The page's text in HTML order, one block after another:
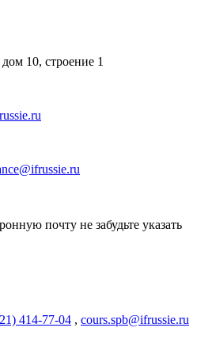
10, строение 1
почту не забудьте указать
414-77-04 , cours.spb@ifrussie.ru